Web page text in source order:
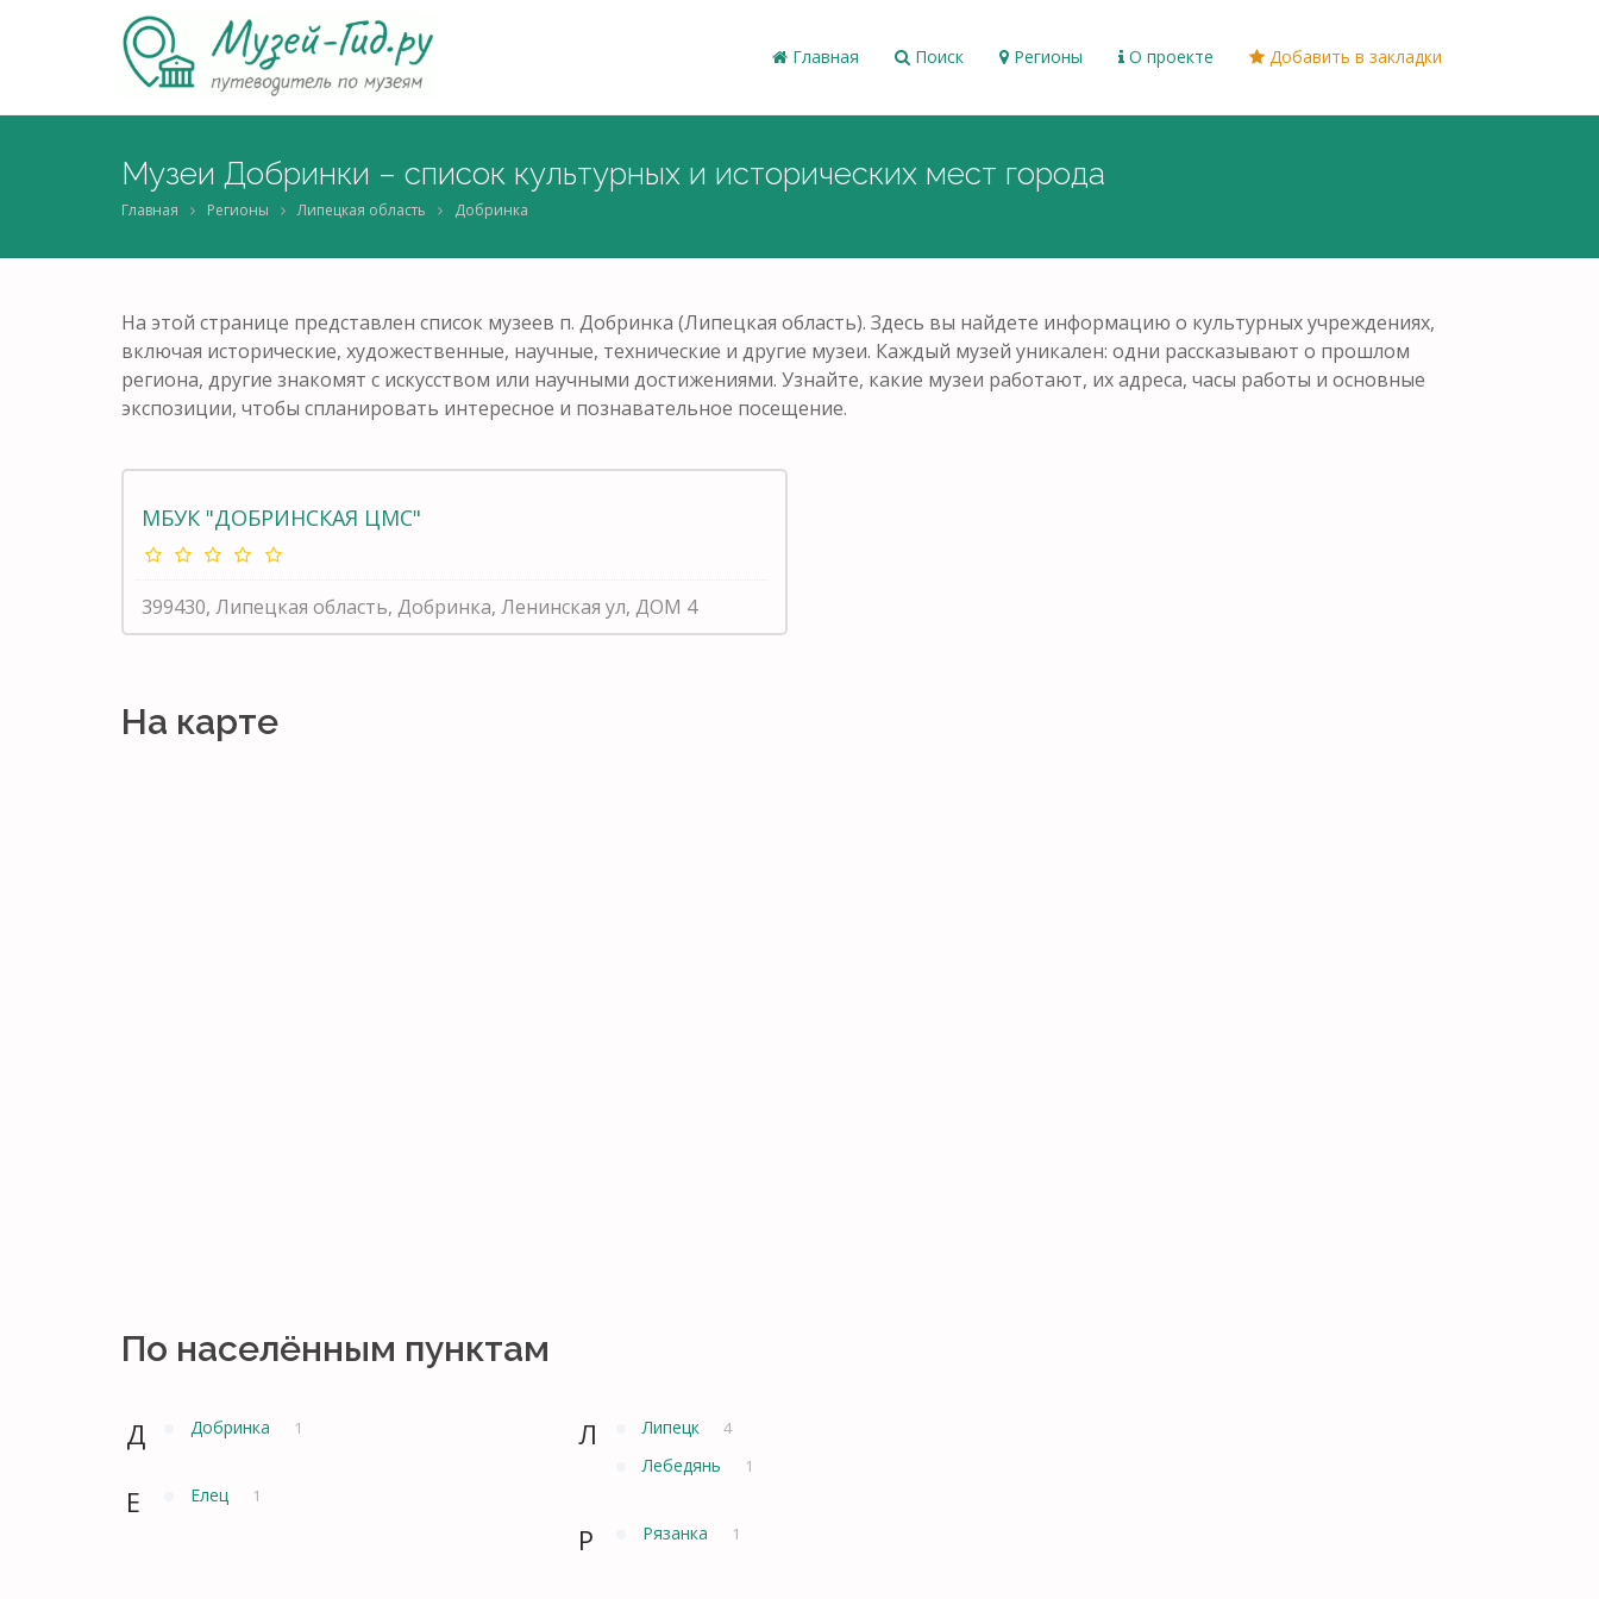
Главная Поиск Регионы О проекте Добавить в закладки
Музеи Добринки – список культурных и исторических мест города
Главная Регионы Липецкая область Добринка
На этой странице представлен список музеев п. Добринка (Липецкая область). Здесь вы найдете информацию о культурных учреждениях,
включая исторические, художественные, научные, технические и другие музеи. Каждый музей уникален: одни рассказывают о прошлом
региона, другие знакомят с искусством или научными достижениями. Узнайте, какие музеи работают, их адреса, часы работы и основные
экспозиции, чтобы спланировать интересное и познавательное посещение.
МБУК "ДОБРИНСКАЯ ЦМС"
399430, Липецкая область, Добринка, Ленинская ул, ДОМ 4
На карте
По населённым пунктам
Д Добринка 1
Е Елец 1
Л Липецк 4
Лебедянь 1
Р Рязанка 1